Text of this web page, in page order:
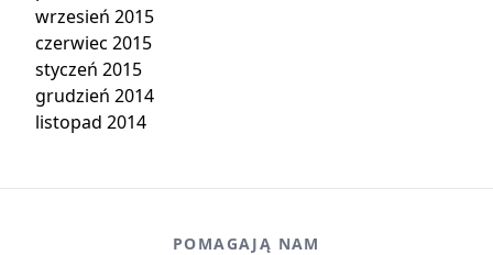
wrzesień 2015
czerwiec 2015
styczeń 2015
grudzień 2014
listopad 2014
POMAGAJĄ NAM